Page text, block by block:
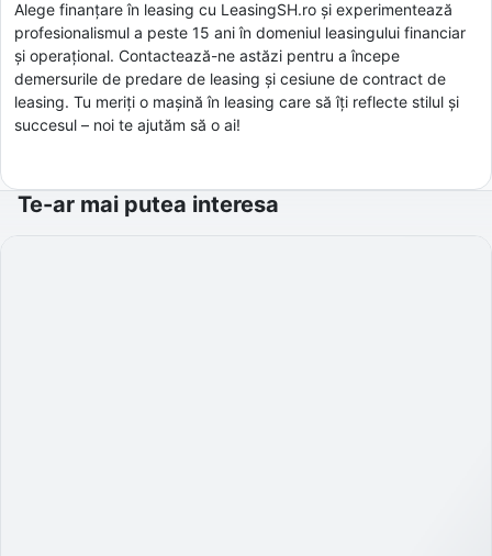
Alege finanțare în leasing cu LeasingSH.ro și experimentează
profesionalismul a peste 15 ani în domeniul leasingului financiar
și operațional. Contactează-ne astăzi pentru a începe
demersurile de predare de leasing și cesiune de contract de
leasing. Tu meriți o mașină în leasing care să îți reflecte stilul și
succesul – noi te ajutăm să o ai!
Te-ar mai putea interesa